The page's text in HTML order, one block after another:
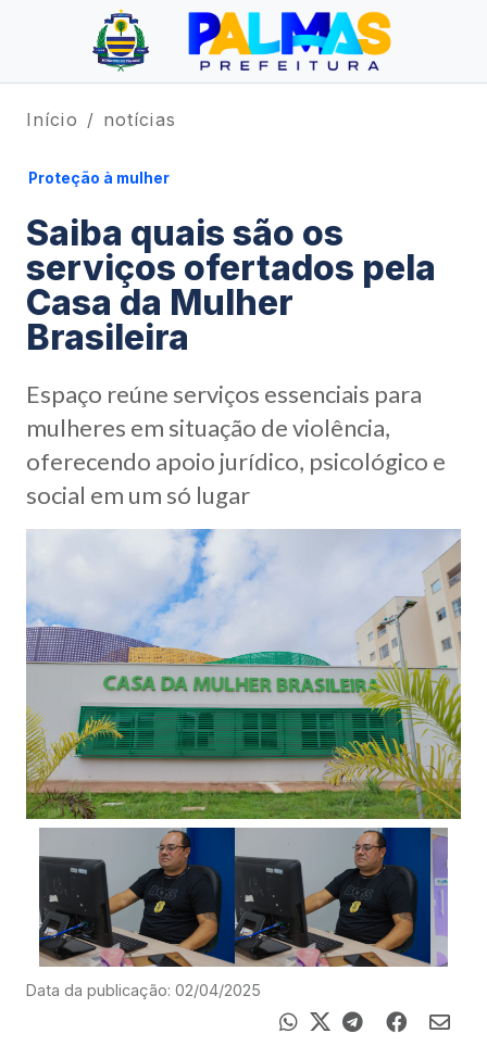
Início notícias
Proteção à mulher
Saiba quais são os
serviços ofertados pela
Casa da Mulher
Brasileira
Espaço reúne serviços essenciais para
mulheres em situação de violência,
oferecendo apoio jurídico, psicológico e
social em um só lugar
Data da publicação: 02/04/2025